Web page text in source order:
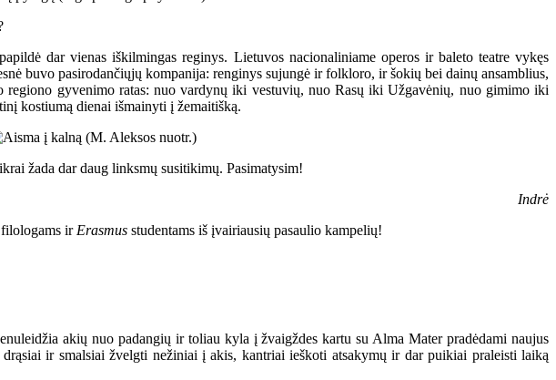
dar vienas iškilmingas reginys. Lietuvos nacionaliniame operos ir baleto teatre vykęs
buvo pasirodančiųjų kompanija: renginys sujungė ir folkloro, ir šokių bei dainų ansamblius,
gyvenimo ratas: nuo vardynų iki vestuvių, nuo Rasų iki Užgavėnių, nuo gimimo iki
kostiumą dienai išmainyti į žemaitišką.
žada dar daug linksmų susitikimų. Pasimatysim!
Indrė
filologams ir Erasmus studentams iš įvairiausių pasaulio kampelių!
akių nuo padangių ir toliau kyla į žvaigždes kartu su Alma Mater pradėdami naujus
ir smalsiai žvelgti nežiniai į akis, kantriai ieškoti atsakymų ir dar puikiai praleisti laiką